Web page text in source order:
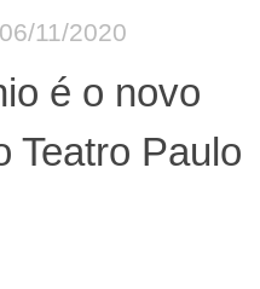
06/11/2020
é o novo
Teatro Paulo